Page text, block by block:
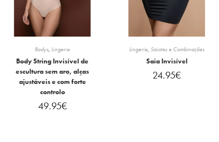
Bodys, Lingerie
Body String Invisível de
escultura sem aro, alças
ajustáveis e com forte
controlo
49.95€
Lingerie, Saiotes e Combinações
Saia Invisível
24.95€